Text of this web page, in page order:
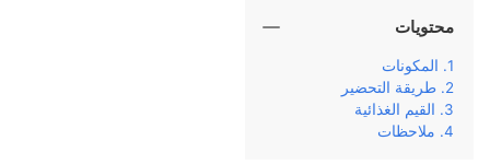
محتويات
المكونات
طريقة التحضير
القيم الغذائية
ملاحظات